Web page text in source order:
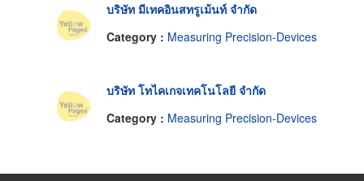
บริษัท มีเทคอินสทรูเม้นท์ จำกัด
Category : Measuring Precision-Devices
บริษัท โทไคเกจเทคโนโลยี จำกัด
Category : Measuring Precision-Devices